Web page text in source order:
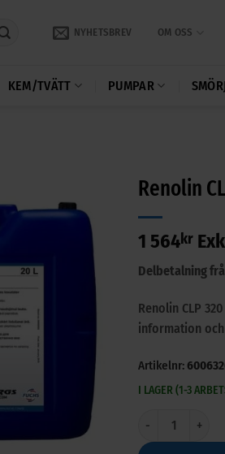
NYHETSBREV OM OSS
KEM/TVÄTT PUMPAR
Renolin
1 564kr
Delbetalning
Renolin CLP
information
Artikelnr:
I LAGER (1-3
Renolin CLP 320